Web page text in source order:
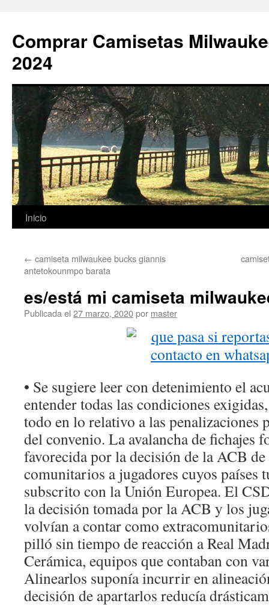
Comprar Camisetas
2024
Saltar
contenido
Inicio
← camiseta milwaukee bucks giannis
antetokounmpo barata
es/está mi camiseta
Publicada el 27 marzo, 2020por master
• Se sugiere leer con detenimiento el
entender todas las condiciones
todo en lo relativo a las
del convenio. La avalancha de fichajes
favorecida por la decisión de la ACB
comunitarios a jugadores cuyos países
subscrito con la Unión Europea. El
la decisión tomada por la ACB y los
volvían a contar como
pilló sin tiempo de reacción a Real
Cerámica, equipos que contaban con
Alinearlos suponía incurrir en
decisión de apartarlos reducía